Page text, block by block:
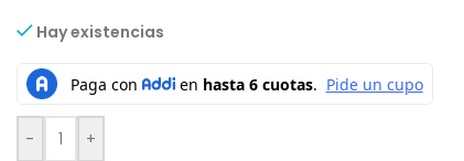
Hay existencias
- +